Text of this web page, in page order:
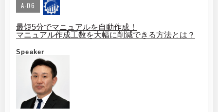
A-06
最短5分でマニュアルを自動作成！
マニュアル作成工数を大幅に削減できる方法とは？
Speaker